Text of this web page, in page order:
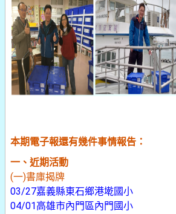
本期電子報還有幾件事情報告：
一、近期活動
(一)書庫揭牌
03/27嘉義縣東石鄉港墘國小
04/01高雄市內門區內門國小